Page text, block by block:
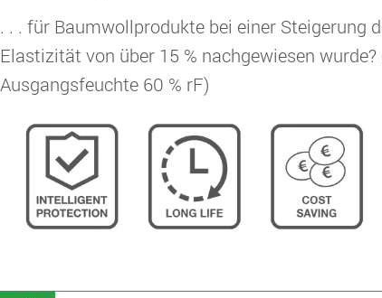
. . . für Baumwollprodukte bei einer Steigerung
Elastizität von über 15 % nachgewiesen
Ausgangsfeuchte 60 % rF)